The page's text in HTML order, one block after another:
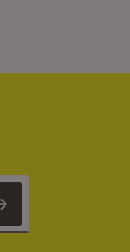
Newsletter